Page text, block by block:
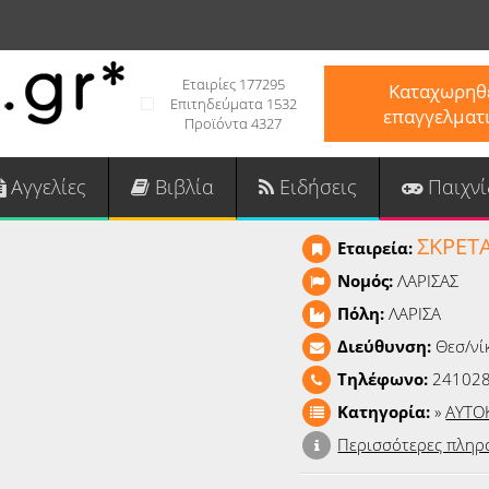
Εταιρίες 177295
Επιτηδεύματα 1532
Προϊόντα 4327
Αγγελίες Βιβλία Ειδήσεις
Εταιρεία:
Νομός:ΛΑΡΙΣΑΣ
Πόλη:ΛΑΡΙΣΑ
Διεύθυνση: Θεσ/
Τηλέφωνο:
Κατηγορία:»
Περισσότερες